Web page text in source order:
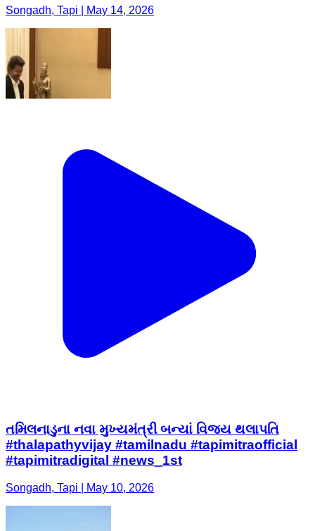
Songadh, Tapi | May 14, 2026
તમિલનાડુના નવા મુખ્યમંત્રી બન્યાં વિજય થલાપતિ
#thalapathyvijay #tamilnadu #tapimitraofficial
#tapimitradigital #news_1st
Songadh, Tapi | May 10, 2026